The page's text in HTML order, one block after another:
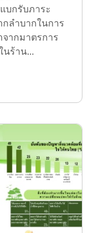
บกรับภาระ
ลำบากในการ
ากมาตรการ
นร้าน...